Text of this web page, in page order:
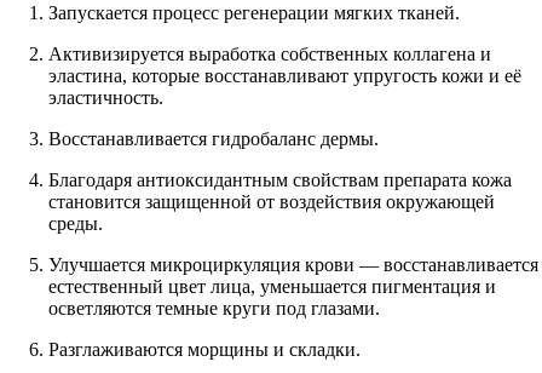
Запускается процесс регенерации мягких тканей.
Активизируется выработка собственных коллагена и
эластина, которые восстанавливают упругость кожи и её
эластичность.
Восстанавливается гидробаланс дермы.
Благодаря антиоксидантным свойствам препарата кожа
становится защищенной от воздействия окружающей
среды.
Улучшается микроциркуляция крови — восстанавливается
естественный цвет лица, уменьшается пигментация и
осветляются темные круги под глазами.
Разглаживаются морщины и складки.